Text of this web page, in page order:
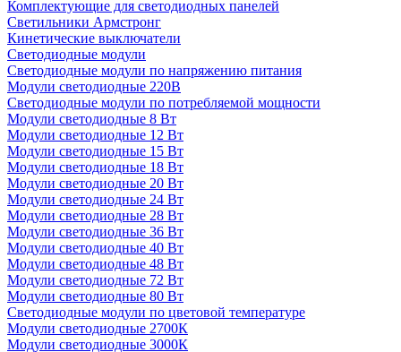
Комплектующие для светодиодных панелей
Светильники Армстронг
Кинетические выключатели
Светодиодные модули
Светодиодные модули по напряжению питания
Модули светодиодные 220В
Светодиодные модули по потребляемой мощности
Модули светодиодные 8 Вт
Модули светодиодные 12 Вт
Модули светодиодные 15 Вт
Модули светодиодные 18 Вт
Модули светодиодные 20 Вт
Модули светодиодные 24 Вт
Модули светодиодные 28 Вт
Модули светодиодные 36 Вт
Модули светодиодные 40 Вт
Модули светодиодные 48 Вт
Модули светодиодные 72 Вт
Модули светодиодные 80 Вт
Светодиодные модули по цветовой температуре
Модули светодиодные 2700К
Модули светодиодные 3000К